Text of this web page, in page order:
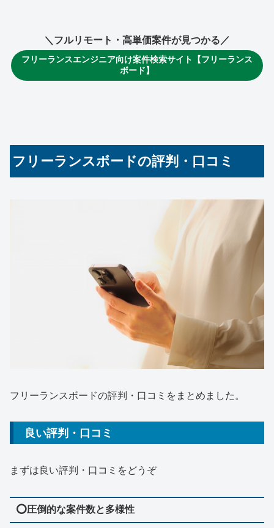
＼ フルリモート・高単価案件が見つかる／
フリーランスエンジニア向け案件検索サイト【フリーランス
ボード】
フリーランスボードの評判・口コミ
フリーランスボードの評判・口コミをまとめました。
良い評判・口コミ
まずは良い評判・口コミをどうぞ
⭕圧倒的な案件数と多様性